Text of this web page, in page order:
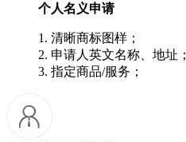
个人名义申请
1. 清晰商标图样；
2. 申请人英文名称、地址；
3. 指定商品/服务；